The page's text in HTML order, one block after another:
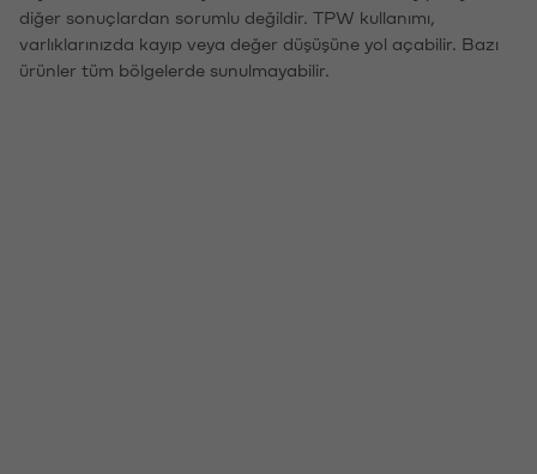
diğer sonuçlardan sorumlu değildir. TPW kullanımı,
varlıklarınızda kayıp veya değer düşüşüne yol açabilir. Bazı
ürünler tüm bölgelerde sunulmayabilir.